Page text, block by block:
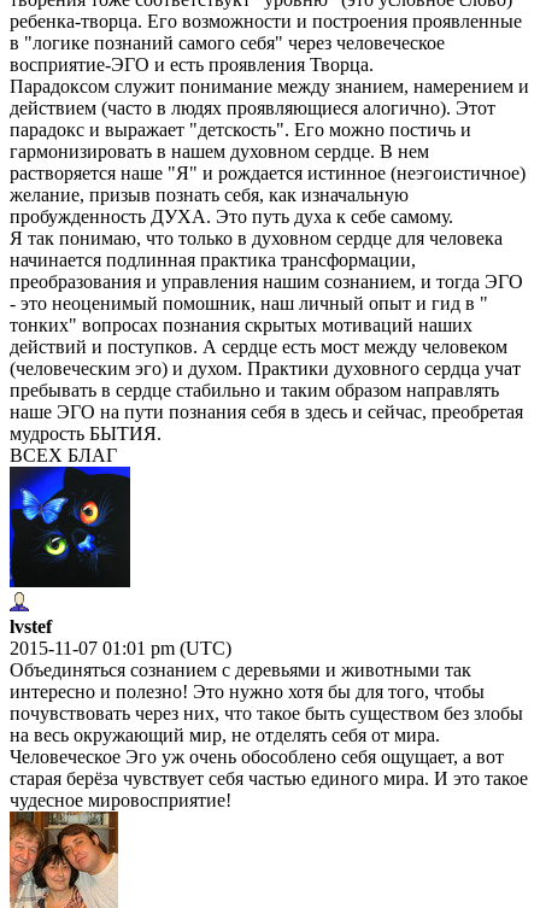
ребенка-творца. Его возможности и построения проявленные
в "логике познаний самого себя" через человеческое
восприятие-ЭГО и есть проявления Творца.
Парадоксом служит понимание между знанием, намерением и
действием (часто в людях проявляющиеся алогично). Этот
парадокс и выражает "детскость". Его можно постичь и
гармонизировать в нашем духовном сердце. В нем
растворяется наше "Я" и рождается истинное (неэгоистичное)
желание, призыв познать себя, как изначальную
пробужденность ДУХА. Это путь духа к себе самому.
Я так понимаю, что только в духовном сердце для человека
начинается подлинная практика трансформации,
преобразования и управления нашим сознанием, и тогда ЭГО
- это неоценимый помошник, наш личный опыт и гид в "
тонких" вопросах познания скрытых мотиваций наших
действий и поступков. А сердце есть мост между человеком
(человеческим эго) и духом. Практики духовного сердца учат
пребывать в сердце стабильно и таким образом направлять
наше ЭГО на пути познания себя в здесь и сейчас, преобретая
мудрость БЫТИЯ.
ВСЕХ БЛАГ
lvstef
2015-11-07 01:01 pm (UTC)
Объединяться сознанием с деревьями и животными так
интересно и полезно! Это нужно хотя бы для того, чтобы
почувствовать через них, что такое быть существом без злобы
на весь окружающий мир, не отделять себя от мира.
Человеческое Эго уж очень обособлено себя ощущает, а вот
старая берёза чувствует себя частью единого мира. И это такое
чудесное мировосприятие!